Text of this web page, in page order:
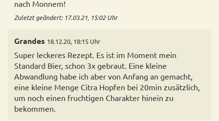
nach Monnem!
Zuletzt geändert: 17.03.21, 15:02 Uhr
Grandes 18.12.20, 18:15 Uhr
Super leckeres Rezept. Es ist im Moment mein
Standard Bier, schon 3x gebraut. Eine kleine
Abwandlung habe ich aber von Anfang an gemacht,
eine kleine Menge Citra Hopfen bei 20min zusätzlich,
um noch einen fruchtigen Charakter hinein zu
bekommen.